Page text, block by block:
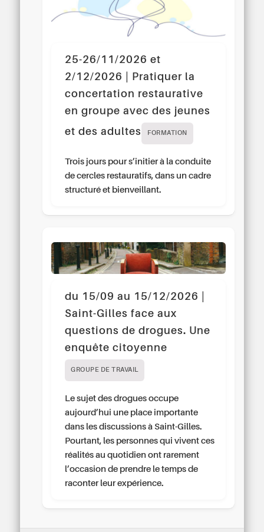
25-26/11/2026 et
2/12/2026 | Pratiquer la
concertation restaurative
en groupe avec des jeunes
et des adultes
FORMATION
Trois jours pour s’initier à la conduite
de cercles restauratifs, dans un cadre
structuré et bienveillant.
du 15/09 au 15/12/2026 |
Saint-Gilles face aux
questions de drogues. Une
enquête citoyenne
GROUPE DE TRAVAIL
Le sujet des drogues occupe
aujourd’hui une place importante
dans les discussions à Saint-Gilles.
Pourtant, les personnes qui vivent ces
réalités au quotidien ont rarement
l’occasion de prendre le temps de
raconter leur expérience.